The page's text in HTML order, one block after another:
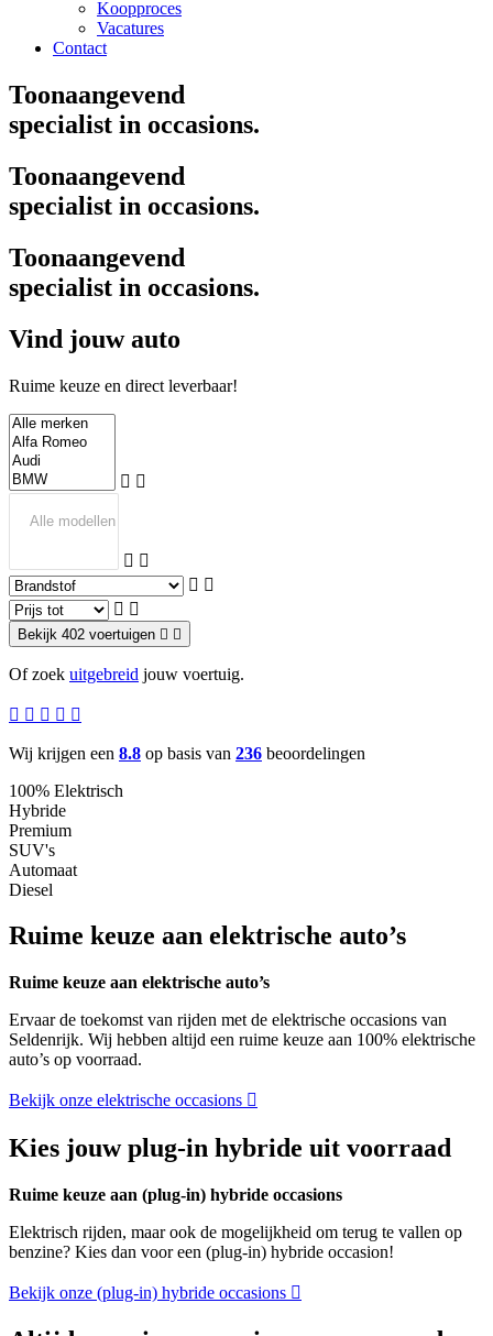
Koopproces
Vacatures
Contact
Toonaangevend
specialist in occasions.
Toonaangevend
specialist in occasions.
Toonaangevend
specialist in occasions.
Vind jouw auto
Ruime keuze en direct leverbaar!
Bekijk 402 voertuigen
Of zoek uitgebreid jouw voertuig.
Wij krijgen een 8.8 op basis van 236 beoordelingen
100% Elektrisch
Hybride
Premium
SUV's
Automaat
Diesel
Ruime keuze aan elektrische auto’s
Ruime keuze aan elektrische auto’s
Ervaar de toekomst van rijden met de elektrische occasions van
Seldenrijk. Wij hebben altijd een ruime keuze aan 100% elektrische
auto’s op voorraad.
Bekijk onze elektrische occasions
Kies jouw plug-in hybride uit voorraad
Ruime keuze aan (plug-in) hybride occasions
Elektrisch rijden, maar ook de mogelijkheid om terug te vallen op
benzine? Kies dan voor een (plug-in) hybride occasion!
Bekijk onze (plug-in) hybride occasions